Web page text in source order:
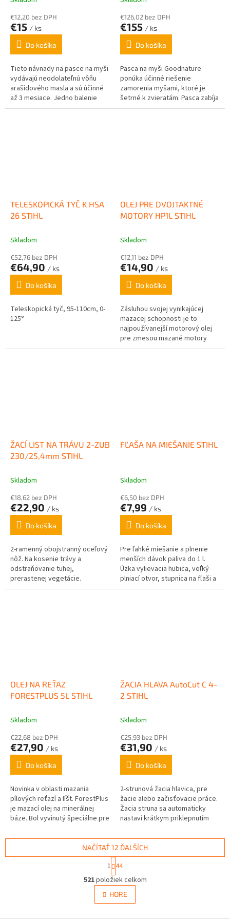
€12,20 bez DPH
€15 / ks
Do košíka
Tieto návnady na pasce na myši
vydávajú neodolateľnú vôňu
arašidového masla a sú účinné
až 3 mesiace. Jedno balenie
obsahuje dve nástrahy.
€126,02 bez DPH
€155 / ks
Do košíka
Pasca na myši Goodnature
ponúka účinné riešenie
zamorenia myšami, ktoré je
šetrné k zvieratám. Pasca zabíja
myši rýchlo a bez utrpenia,
TELESKOPICKÁ TYČ K HSA
26 STIHL
Skladom
€52,76 bez DPH
€64,90 / ks
Do košíka
Teleskopická tyč, 95-110cm, 0-
125°
OLEJ PRE DVOJTAKTNÉ
MOTORY HP1L STIHL
Skladom
€12,11 bez DPH
€14,90 / ks
Do košíka
Zásluhou svojej vynikajúcej
mazacej schopnosti je to
najpoužívanejší motorový olej
pre zmesou mazané motory
v ručnom motorovom náradí
ŽACÍ LIST NA TRÁVU 2-ZUB
230/25,4mm STIHL
Skladom
€18,62 bez DPH
€22,90 / ks
Do košíka
2-ramenný obojstranný oceľový
nôž. Na kosenie trávy a
odstraňovanie tuhej,
prerastenej vegetácie.
FĽAŠA NA MIEŠANIE STIHL
Skladom
€6,50 bez DPH
€7,99 / ks
Do košíka
Pre ľahké miešanie a plnenie
menších dávok paliva do 1 l.
Úzka vylievacia hubica, veľký
plniací otvor, stupnica na fľaši a
vo viečku, uzatvárateľná.
OLEJ NA REŤAZ
FORESTPLUS 5L STIHL
Skladom
€22,68 bez DPH
€27,90 / ks
Do košíka
Novinka v oblasti mazania
pílových reťazí a líšt. ForestPlus
je mazací olej na minerálnej
báze. Bol vyvinutý špeciálne pre
ŽACIA HLAVA AutoCut C 4-
2 STIHL
Skladom
€25,93 bez DPH
€31,90 / ks
Do košíka
2-strunová žacia hlavica, pre
žacie alebo začisťovacie práce.
Žacia struna sa automaticky
nastaví krátkym priklepnutím
3,5m silónu / priemer 2,0mm.
O
v
l
á
NAČÍTAŤ 12 ĎALŠÍCH
t
r
á
n
k
1 44
521položiek celkom
HORE